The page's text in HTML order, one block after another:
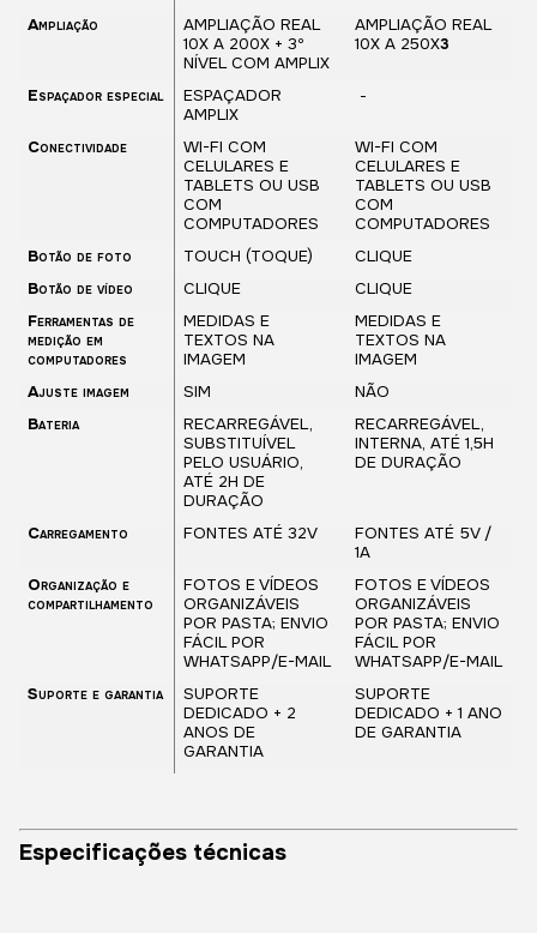
Ampliação
AMPLIAÇÃO REAL
10X A 200X + 3º
NÍVEL COM AMPLIX
AMPLIAÇÃO REAL
10X A 250X3
Espaçador especial
ESPAÇADOR
AMPLIX
-
Conectividade
WI-FI COM
CELULARES E
TABLETS OU USB
COM
COMPUTADORES
WI-FI COM
CELULARES E
TABLETS OU USB
COM
COMPUTADORES
Botão de foto
TOUCH (TOQUE)
CLIQUE
Botão de vídeo
CLIQUE
CLIQUE
Ferramentas de
medição em
computadores
MEDIDAS E
TEXTOS NA
IMAGEM
MEDIDAS E
TEXTOS NA
IMAGEM
Ajuste imagem
SIM
NÃO
Bateria
RECARREGÁVEL,
SUBSTITUÍVEL
PELO USUÁRIO,
ATÉ 2H DE
DURAÇÃO
RECARREGÁVEL,
INTERNA, ATÉ 1,5H
DE DURAÇÃO
Carregamento FONTES ATÉ 32V
FONTES ATÉ 5V /
1A
Organização e
compartilhamento
FOTOS E VÍDEOS
ORGANIZÁVEIS
POR PASTA; ENVIO
FÁCIL POR
WHATSAPP/E-MAIL
FOTOS E VÍDEOS
ORGANIZÁVEIS
POR PASTA; ENVIO
FÁCIL POR
WHATSAPP/E-MAIL
Suporte e garantia
SUPORTE
DEDICADO + 2
ANOS DE
GARANTIA
SUPORTE
DEDICADO + 1 ANO
DE GARANTIA
Especificações técnicas